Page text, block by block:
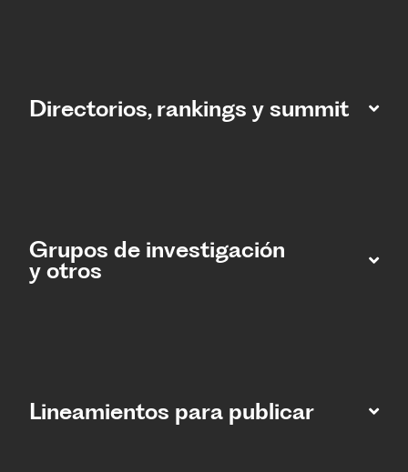
Directorios, rankings y summit
Grupos de investigación
y otros
Lineamientos para publicar